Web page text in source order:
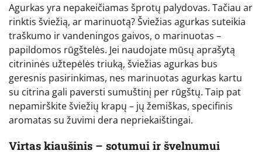
Agurkas yra nepakeičiamas šprotų palydovas. Tačiau ar
rinktis šviežią, ar marinuotą? Šviežias agurkas suteikia
traškumo ir vandeningos gaivos, o marinuotas –
papildomos rūgštelės. Jei naudojate mūsų aprašytą
citrininės užtepėlės triuką, šviežias agurkas bus
geresnis pasirinkimas, nes marinuotas agurkas kartu
su citrina gali paversti sumuštinį per rūgštų. Taip pat
nepamirškite šviežių krapų – jų žemiškas, specifinis
aromatas su žuvimi dera nepriekaištingai.
Virtas kiaušinis – sotumui ir švelnumui